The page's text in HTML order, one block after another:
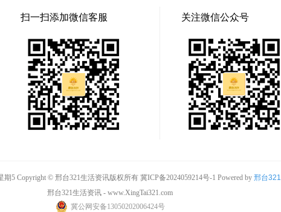
扫一扫添加微信客服 关注微信公众号
期5 Copyright © 邢台321生活资讯版权所有 冀ICP备2024059214号-1 Powered by 邢台321
邢台321生活资讯 - www.XingTai321.com
冀公网安备13050202006424号